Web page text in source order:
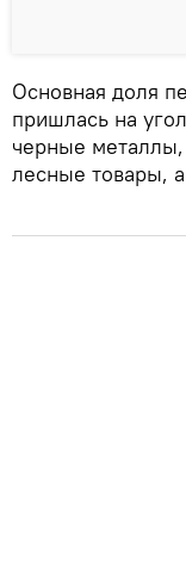
Основная доля
пришлась на
черные
лесные товары,